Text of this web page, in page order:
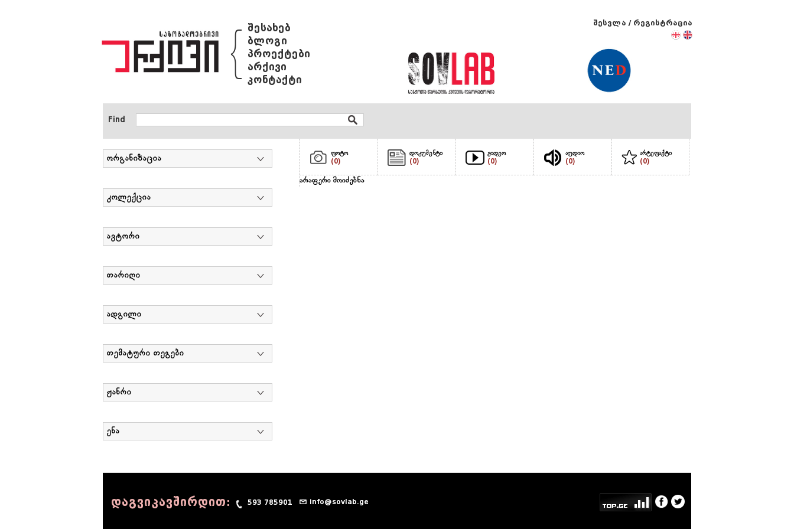
{ შესახებ
ბლოგი
პროექტები
არქივი
კონტაქტი
შესვლა / რეგისტრაცია
Find
ორგანიზაცია
კოლექცია
ავტორი
თარიღი
ადგილი
თემატური თეგები
ჟანრი
ენა
ფოტო
(0)
დოკუმენტი
(0)
ვიდეო
(0)
აუდიო
(0)
არტეფაქტი
(0)
არაფერი მოიძებნა
დაგვიკავშირდით: 593 785901 info@sovlab.ge